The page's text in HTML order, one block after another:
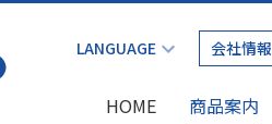
会社情報
HOME 商品案内